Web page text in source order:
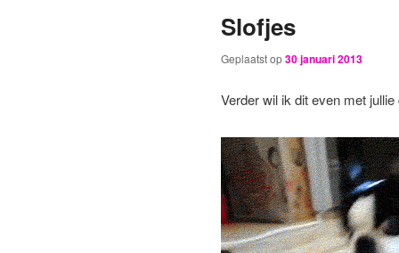
primaire
secundaire
Slofjes
Geplaatst op30 januari 2013
Verder wil ik dit even met jullie